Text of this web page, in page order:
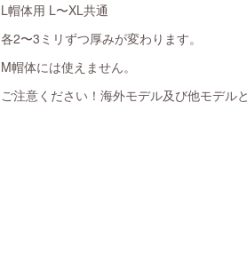
L帽体用 L〜XL共通
各2〜3ミリずつ厚みが変わります。
M帽体には使えません。
ご注意ください！海外モデル及び他モデル